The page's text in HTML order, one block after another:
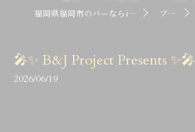
福岡県福岡市のバーならintro dot ブログ
🎤✨ B&J Project Presents ✨🎤
2026/06/19